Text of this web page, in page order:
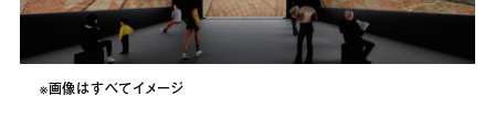
※画像はすべてイメージ